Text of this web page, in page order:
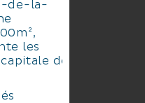
de-la-
les
de